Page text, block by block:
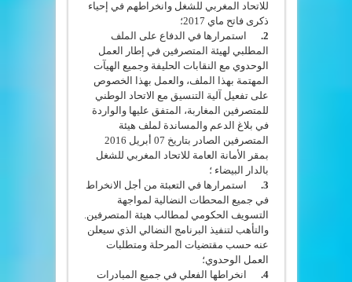
للاتحاد المغربي للشغل وانخراطهم في إحياء
ذكرى فاتح ماي 2017؛
2.
استمرارها في الدفاع على الملف
المطلبي لهيئة المتصرفين في إطار العمل
الوحدوي مع النقابات الحليفة وجميع الهيآت
المهتمة بهذا الملف، والعمل بهذا الخصوص
على تفعيل آلية التنسيق مع الاتحاد الوطني
للمتصرفين المغاربة، المتفق عليها والواردة
في بلاغ الدعم والمساندة لملف هيئة
المتصرفين الصادر بتاريخ 07 أبريل 2016
بمقر الأمانة العامة للاتحاد المغربي للشغل
بالدار البيضاء ؛
3.
استمرارها في التعبئة من أجل الانخراط
في جميع المحطات النضالية لمواجهة
التسويف الحكومي لمطالب هيئة المتصرفين.
والتأهب لتنفيذ البرنامج النضالي الذي سيعلن
عنه حسب مقتضيات المرحلة ومتطلبات
العمل الوحدوي؛
4.
انخراطها الفعلي في جميع المبادرات